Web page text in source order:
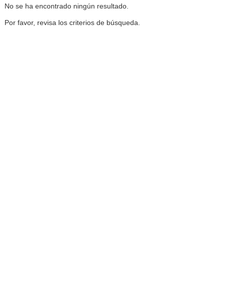
No se ha encontrado ningún resultado.
Por favor, revisa los criterios de búsqueda.